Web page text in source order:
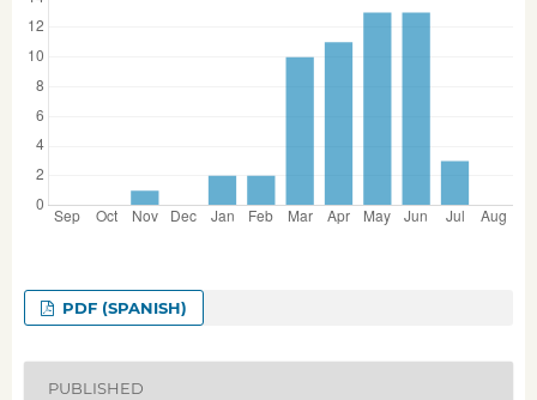
PDF (SPANISH)
PUBLISHED